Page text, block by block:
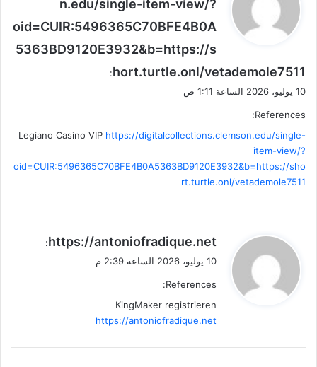
و
ل
n.edu/single-item-view/?
oid=CUIR:5496365C70BFE4B0A
5363BD9120E3932&b=https://s
hort.turtle.onl/vetademole7511
:
10 يوليو، 2026 الساعة 1:11 ص
References:
Legiano Casino VIP https://digitalcollections.clemson.edu/single-
item-view/?
oid=CUIR:5496365C70BFE4B0A5363BD9120E3932&b=https://sho
rt.turtle.onl/vetademole7511
ي
ق
ل
https://antoniofradique.net
:
10 يوليو، 2026 الساعة 2:39 م
References:
KingMaker registrieren
https://antoniofradique.net